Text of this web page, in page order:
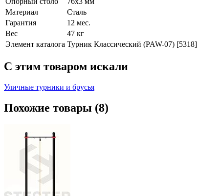
Материал
Сталь
Гарантия
12 мес.
Вес
47 кг
Элемент каталога Турник Классический (PAW-07) [5318]
C этим товаром искали
Уличные турники и брусья
Похожие товары (8)